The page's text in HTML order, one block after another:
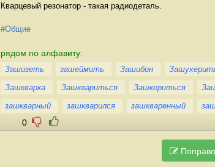
Кварцевый резонатор - такая радиодеталь.
#Общие
рядом по алфавиту:
Зашизеть зашеймить Зашибон
Зашкварка
Зашквариться Зашкериться
зашкварный
зашкварился зашкваренный
0